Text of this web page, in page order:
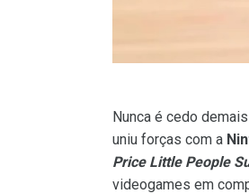
Nunca é cedo
uniu forças com a
Price Little People
videogames em